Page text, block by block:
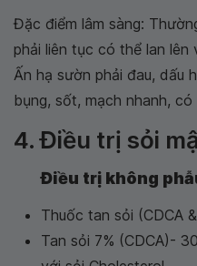
Đặc điểm lâm sàng:
phải liên tục có thể lan lên
Ấn hạ sườn phải đau, dấu
bụng, sốt, mạch nhanh,
4. Điều trị sỏi
Điều trị không
Thuốc tan sỏi (CDCA
Tan sỏi 7% (CDCA)-